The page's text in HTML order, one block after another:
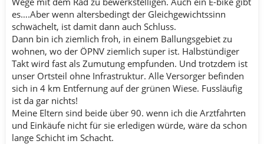
es….Aber wenn altersbedingt der Gleichgewichtssinn
schwächelt, ist damit dann auch Schluss.
Dann bin ich ziemlich froh, in einem Ballungsgebiet zu
wohnen, wo der ÖPNV ziemlich super ist. Halbstündiger
Takt wird fast als Zumutung empfunden. Und trotzdem ist
unser Ortsteil ohne Infrastruktur. Alle Versorger befinden
sich in 4 km Entfernung auf der grünen Wiese. Fussläufig
ist da gar nichts!
Meine Eltern sind beide über 90. wenn ich die Arztfahrten
und Einkäufe nicht für sie erledigen würde, wäre da schon
lange Schicht im Schacht.